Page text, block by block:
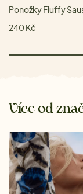
Ponožky Fluffy
240 Kč
Více od